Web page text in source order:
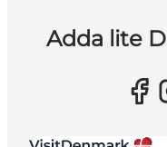
Adda lite